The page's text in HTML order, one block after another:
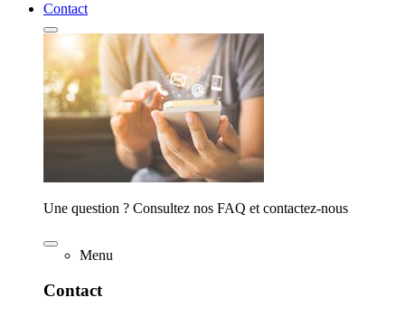
Contact
Une question ? Consultez nos FAQ et contactez-nous
Menu
Contact